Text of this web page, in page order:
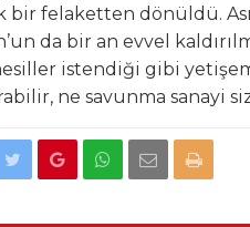
bir felaketten dönüldü. Asıl
da bir an evvel
istendiği gibi
ne savunma sanayi